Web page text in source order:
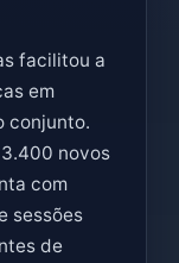
facilitou a
em
conjunto.
novos
com
sessões
de